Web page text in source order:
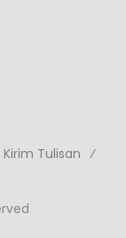
Kirim Tulisan